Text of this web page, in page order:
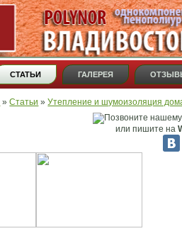
СТАТЬИ ГАЛЕРЕЯ
» Статьи » Утепление и шумоизоляция
или пишите на